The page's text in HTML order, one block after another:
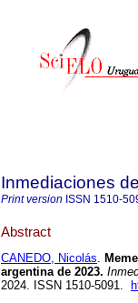
Inmediaciones
Print version ISSN 1510-
Abstract
CANEDO, Nicolás.
argentina de 2023.
2024. ISSN 1510-5091.